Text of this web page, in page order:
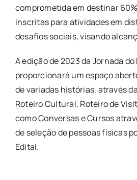
comprometida em destinar
inscritas para atividades em
desafios sociais, visando
A edição de 2023 da Jornada
proporcionará um espaço
de variadas histórias, através
Roteiro Cultural, Roteiro de
como Conversas e Cursos
de seleção de pessoas físicas
Edital.